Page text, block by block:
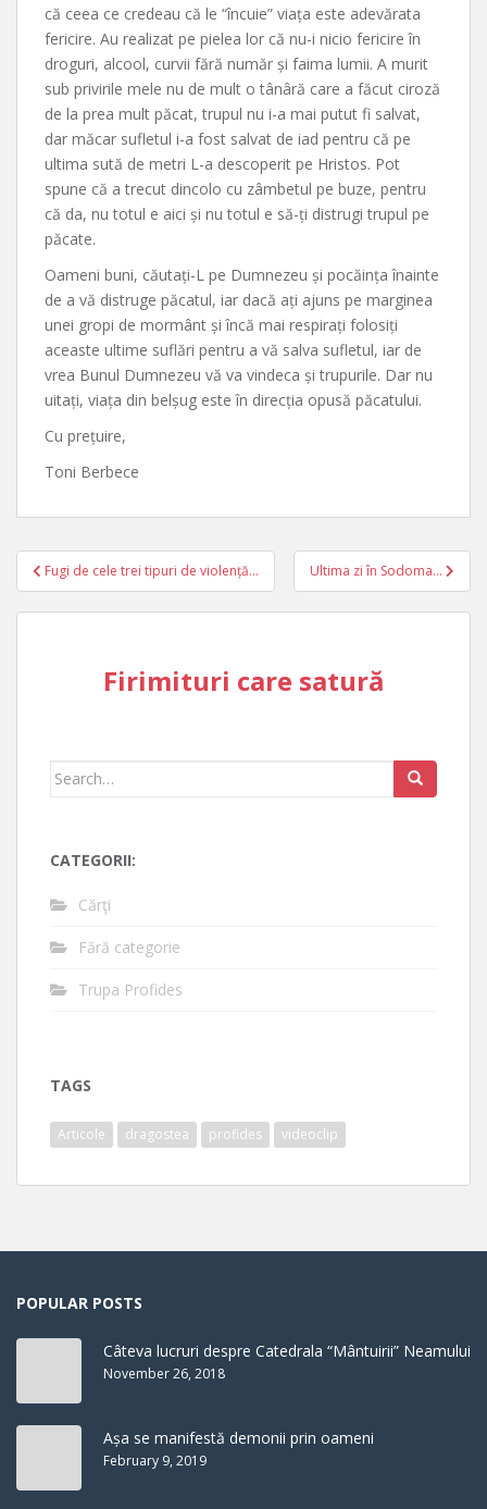
că ceea ce credeau că le “încuie” viața este adevărata
fericire. Au realizat pe pielea lor că nu-i nicio fericire în
droguri, alcool, curvii fără număr și faima lumii. A murit
sub privirile mele nu de mult o tânâră care a făcut ciroză
de la prea mult păcat, trupul nu i-a mai putut fi salvat,
dar măcar sufletul i-a fost salvat de iad pentru că pe
ultima sută de metri L-a descoperit pe Hristos. Pot
spune că a trecut dincolo cu zâmbetul pe buze, pentru
că da, nu totul e aici și nu totul e să-ți distrugi trupul pe
păcate.
Oameni buni, căutați-L pe Dumnezeu și pocăința înainte
de a vă distruge păcatul, iar dacă ați ajuns pe marginea
unei gropi de mormânt și încă mai respirați folosiți
aceaste ultime suflări pentru a vă salva sufletul, iar de
vrea Bunul Dumnezeu vă va vindeca și trupurile. Dar nu
uitați, viața din belșug este în direcția opusă păcatului.
Cu prețuire,
Toni Berbece
Post
navigation
Fugi de cele trei tipuri de violență… Ultima zi în Sodoma…
Firimituri care satură
Search
CATEGORII:
Cărţi
Fără categorie
Trupa Profides
TAGS
Articole dragostea profides videoclip
POPULAR POSTS
Câteva lucruri despre Catedrala “Mântuirii” Neamului
November 26, 2018
Așa se manifestă demonii prin oameni
February 9, 2019